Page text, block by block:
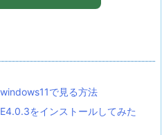
で見る方法
をインストールしてみた